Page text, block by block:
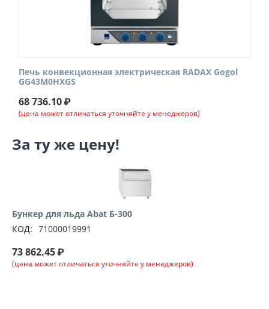
Печь конвекционная электрическая RADAX Gogol
GG43M0HXGS
68 736.10₽
(цена может отличаться уточняйте у менеджеров)
За ту же цену!
Бункер для льда Abat Б-300
КОД: 71000019991
73 862.45₽
(цена может отличаться уточняйте у менеджеров)